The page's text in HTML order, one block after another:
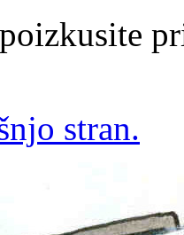
stran.